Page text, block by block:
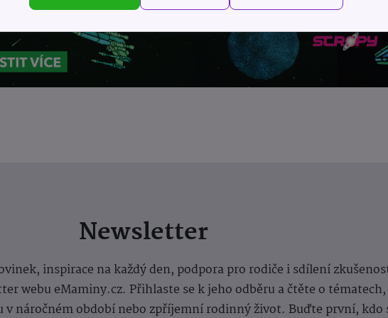
Newsletter
inspirace na každý den, podpora pro rodiče i sdílení
webu eMaminy.cz. Přihlaste se k jeho odběru a čtěte o tématech,
v náročném období nebo zpříjemní rodinný život. Buďte první, kdo